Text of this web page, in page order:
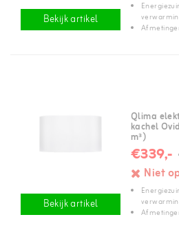
Bekijk artikel
Bekijk artikel
Qlima
kachel
m³)
€339,-
Niet